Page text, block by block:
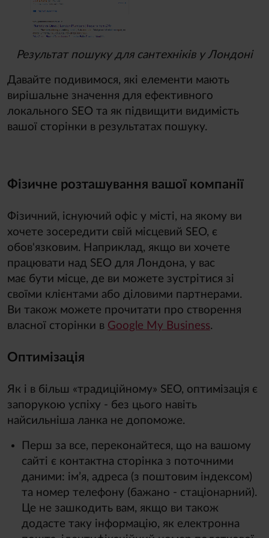
Результат пошуку для сантехніків у Лондоні
Давайте подивимося, які елементи мають
вирішальне значення для ефективного
локального SEO та як підвищити видимість
вашої сторінки в результатах пошуку.
Фізичне розташування вашої компанії
Фізичний, існуючий офіс у місті, на якому ви
хочете зосередити свій місцевий SEO, є
обов'язковим. Наприклад, якщо ви хочете
працювати над SEO для Лондона, у вас
має бути місце, де ви можете зустрітися зі
своїми клієнтами або діловими партнерами.
Ви також можете прочитати про створення
власної сторінки в Google My Business.
Оптимізація
Як і в більш «традиційному» SEO, оптимізація є
запорукою успіху - без цього навіть
найсильніша ланка не допоможе.
Перш за все, переконайтеся, що на вашому
сайті є контактна сторінка з поточними
даними: ім’я, адреса (з поштовим індексом)
та номер телефону (бажано - стаціонарний).
Це не зашкодить вам, якщо ви також
додасте таку інформацію, як електронна